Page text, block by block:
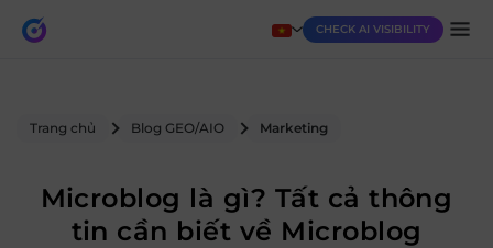
CHECK AI VISIBILITY
Trang chủ Blog GEO/AIO Marketing
Microblog là gì? Tất cả thông
tin cần biết về Microblog